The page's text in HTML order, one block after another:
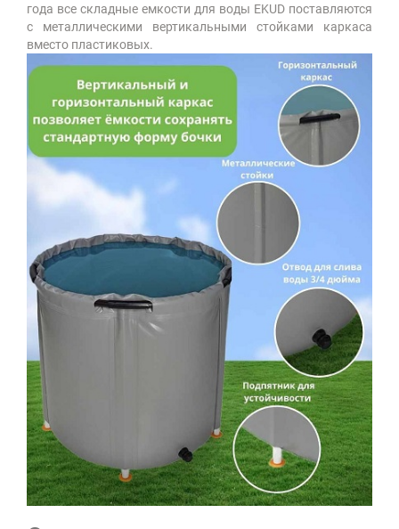
года все складные емкости для воды EKUD поставляются
с металлическими вертикальными стойками каркаса
вместо пластиковых.